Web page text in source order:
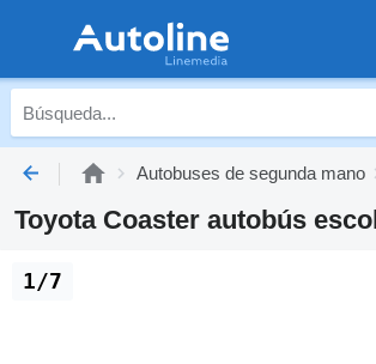
Autobuses de segunda mano
Toyota Coaster autobús
1/7